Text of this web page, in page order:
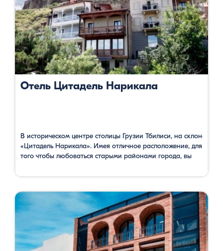
Отель Цитадель Нарикала
В историческом центре столицы Грузии Тбилиси, на склоне,
«Цитадель Нарикала». Имея отличное расположение, для
того чтобы любоваться старыми районами города, вы
археологический музей, где представлены артефакты,
найденные во время строительства. В ресторане с
террасой можете насладиться видом красивых древних
зданий и вкусными блюдами грузинской …